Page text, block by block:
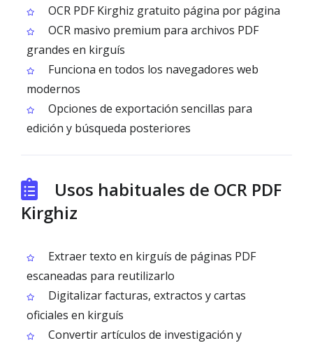
OCR PDF Kirghiz gratuito página por página
OCR masivo premium para archivos PDF
grandes en kirguís
Funciona en todos los navegadores web
modernos
Opciones de exportación sencillas para
edición y búsqueda posteriores
Usos habituales de OCR PDF
Kirghiz
Extraer texto en kirguís de páginas PDF
escaneadas para reutilizarlo
Digitalizar facturas, extractos y cartas
oficiales en kirguís
Convertir artículos de investigación y